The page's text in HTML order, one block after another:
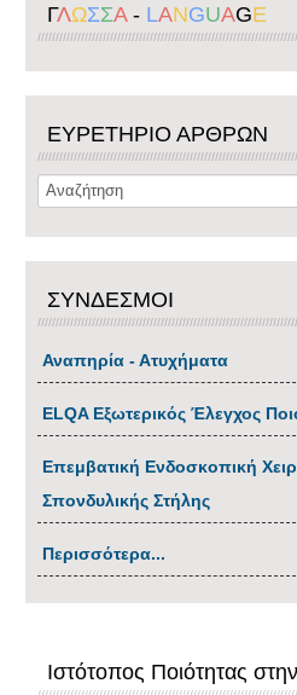
ΓΛΩΣΣΑ - LANGUAGE
ΕΥΡΕΤΗΡΙΟ ΑΡΘΡΩΝ
ΣΥΝΔΕΣΜΟΙ
Αναπηρία - Ατυχήματα
ΕLQA Εξωτερικός Έλεγχος
Επεμβατική Ενδοσκοπική
Σπονδυλικής Στήλης
Περισσότερα...
Ιστότοπος Ποιότητας